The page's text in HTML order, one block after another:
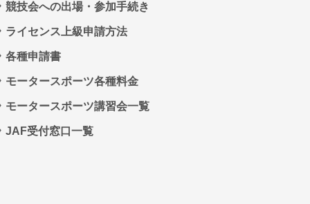
競技会への出場・参加手続き
ライセンス上級申請方法
各種申請書
モータースポーツ各種料金
モータースポーツ講習会一覧
JAF受付窓口一覧